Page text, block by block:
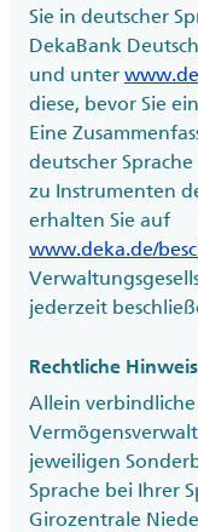
Sie in deutscher
DekaBank
und unter
diese, bevor Sie
Eine
deutscher
zu Instrumenten
erhalten Sie auf
www.deka.de/
jederzeit
Rechtliche
Allein
jeweiligen
Sprache bei Ihrer
Girozentrale